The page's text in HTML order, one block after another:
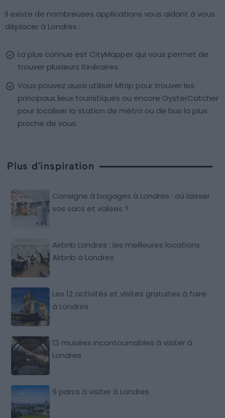
Il existe de nombreuses applications vous aidant à vous
déplacer à Londres :
La plus connue est CityMapper qui vous permet de
trouver plusieurs itinéraires.
Vous pouvez aussi utiliser Mtrip pour trouver les
principaux lieux touristiques ou encore OysterCatcher
pour localiser la station de métro ou de bus la plus
proche de vous.
Plus d'inspiration
Consigne à bagages à Londres : où laisser
vos sacs et valises ?
Airbnb Londres : les meilleures locations
Airbnb à Londres
Les 12 activités et visites gratuites à faire
à Londres
13 musées incontournables à visiter à
Londres
9 parcs à visiter à Londres